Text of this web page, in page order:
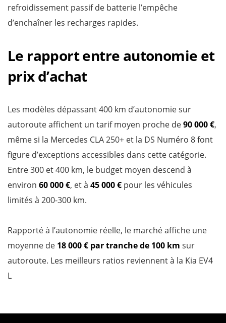
refroidissement passif de batterie l’empêche
d’enchaîner les recharges rapides.
Le rapport entre autonomie et
prix d’achat
Les modèles dépassant 400 km d’autonomie sur
autoroute affichent un tarif moyen proche de90 000 €,
même si la Mercedes CLA 250+ et la DS Numéro 8 font
figure d’exceptions accessibles dans cette catégorie.
Entre 300 et 400 km, le budget moyen descend à
environ 60 000 €, et à 45 000 € pour les véhicules
limités à 200-300 km.
Rapporté à l’autonomie réelle, le marché affiche une
moyenne de 18 000 € par tranche de 100 km sur
autoroute. Les meilleurs ratios reviennent à la Kia EV4
L